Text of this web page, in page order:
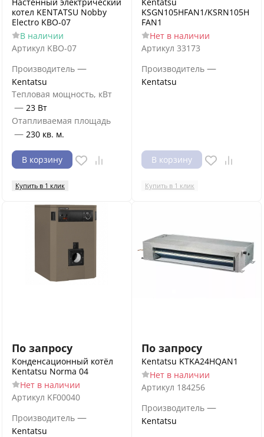
котел KENTATSU Nobby
Electro KBO-07
В наличии
Артикул KBO-07
Производитель —
Kentatsu
Тепловая мощность, кВт
— 23 Вт
Отапливаемая площадь
— 230 кв. м.
В корзину
Купить в 1 клик
KSGN105HFAN1/KSRN105H
FAN1
Нет в наличии
Артикул 33173
Производитель —
Kentatsu
В корзину
Купить в 1 клик
По запросу
Конденсационный котёл
Kentatsu Norma 04
Нет в наличии
Артикул KF00040
Производитель —
Kentatsu
По запросу
Kentatsu KTKA24HQAN1
Нет в наличии
Артикул 184256
Производитель —
Kentatsu